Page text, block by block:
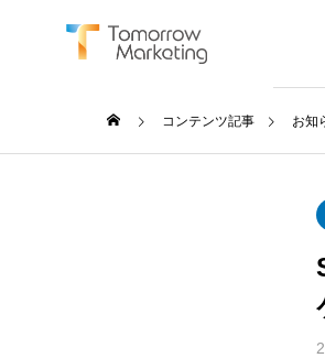
コンテンツ記事 お知